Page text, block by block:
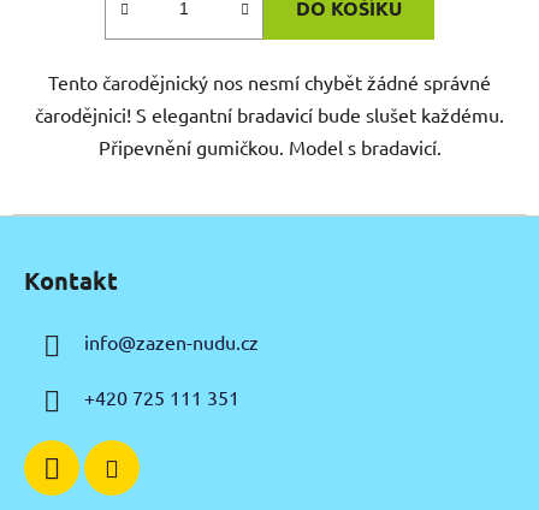
DO KOŠÍKU
Tento čarodějnický nos nesmí chybět žádné správné
čarodějnici! S elegantní bradavicí bude slušet každému.
Připevnění gumičkou. Model s bradavicí.
Kontakt
info@zazen-nudu.cz
+420 725 111 351